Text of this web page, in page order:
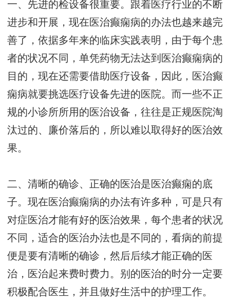
一、先进的检设备很重要。跟着医疗行业的不断
进步和开展，现在医治癫痫病的办法也越来越完
善了，依据多年来的临床实践表明，由于每个患
者的状况不同，单凭药物无法达到医治癫痫病的
目的，现在还需要借助医疗设备，因此，医治癫
痫病就要挑选医疗设备先进的医院。而一些不正
规的小诊所所用的医治设备，往往是正规医院淘
汰过的、廉价落后的，所以难以取得好的医治效
果。
二、清晰的确诊、正确的医治是医治癫痫的底
子。现在医治癫痫病的办法有许多种，可是只有
对症医治才能有好的医治效果，每个患者的状况
不同，适合的医治办法也是不同的，看病的前提
便是要有清晰的确诊，然后后续才能正确的医
治，医治起来费时费力。别的医治的时分一定要
积极配合医生，并且做好生活中的护理工作。